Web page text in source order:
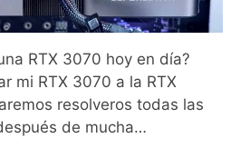
RTX 3070 hoy en día?
mi RTX 3070 a la RTX
resolveros todas las
de mucha…